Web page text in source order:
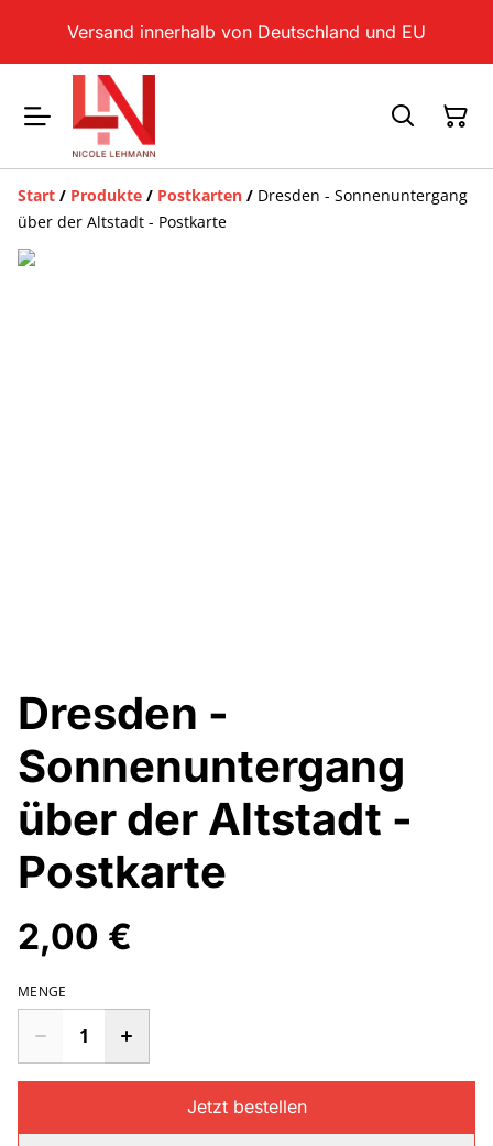
Versand innerhalb von Deutschland und EU
Start / Produkte / Postkarten / Dresden - Sonnenuntergang
über der Altstadt - Postkarte
Dresden -
Sonnenuntergang
über der Altstadt -
Postkarte
2,00 €
MENGE
Jetzt bestellen